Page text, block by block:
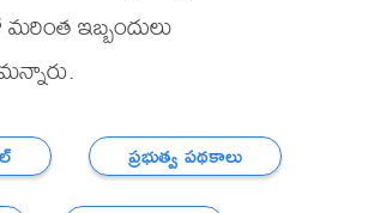
ఇబ్బందులు
ప్రభుత్వ పథకాలు